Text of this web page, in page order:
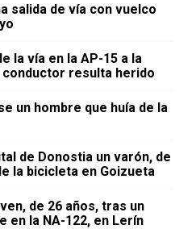
salida de vía con vuelco
la vía en la AP-15 a la
resulta herido
un hombre que huía de la
de Donostia un varón, de
la bicicleta en Goizueta
de 26 años, tras un
en la NA-122, en Lerín